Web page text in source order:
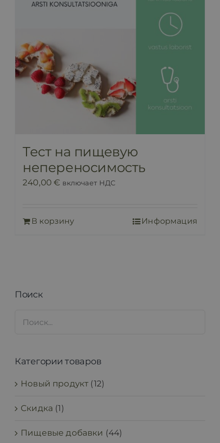
Тест на пищевую
непереносимость
240,00€ включает НДС
В корзину Информация
Поиск
Категории товаров
Новый продукт (12)
Скидка (1)
Пищевые добавки (44)